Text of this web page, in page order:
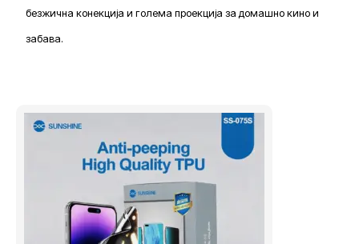
безжична конекција и голема проекција за домашно кино и
забава.